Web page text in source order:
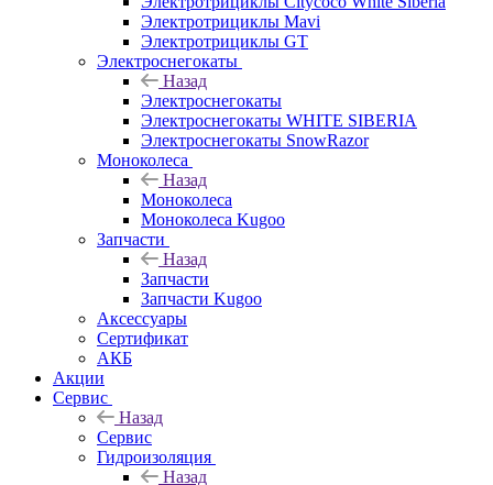
Электротрициклы Mavi
Электротрициклы GT
Электроснегокаты
Назад
Электроснегокаты
Электроснегокаты WHITE SIBERIA
Электроснегокаты SnowRazor
Моноколеса
Назад
Моноколеса
Моноколеса Kugoo
Запчасти
Назад
Запчасти
Запчасти Kugoo
Аксессуары
Сертификат
АКБ
Акции
Сервис
Назад
Сервис
Гидроизоляция
Назад